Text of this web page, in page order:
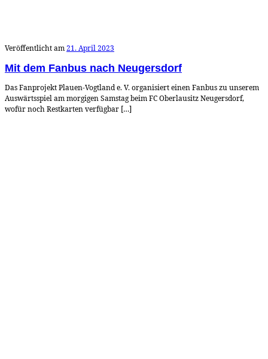
Veröffentlicht am21. April 2023
Mit dem Fanbus nach Neugersdorf
Das Fanprojekt Plauen-Vogtland e. V. organisiert einen Fanbus zu unserem
Auswärtsspiel am morgigen Samstag beim FC Oberlausitz Neugersdorf,
wofür noch Restkarten verfügbar […]